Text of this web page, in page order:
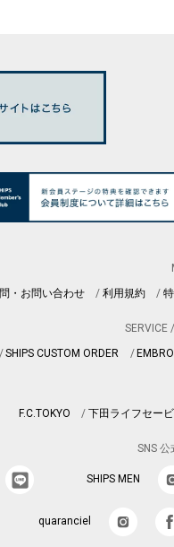
・お問い合わせ 利用規約
SERVICE
SHIPS CUSTOM ORDER
F.C.TOKYO
下田ライフセー
SNS 公
SHIPS MEN
quaranciel